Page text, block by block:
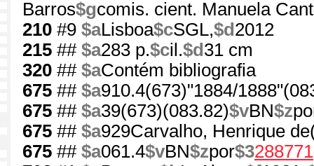
Barros$gcomis. cient. Manuela
210 #9 $aLisboa$cSGL,$d 2012
215 ## $a283 p.$cil.$d 31 cm
320 ## $aContém bibliografia
675 ## $a910.4(673)"1884/
675 ## $a39(673)(083.82)$vBN$z
675 ## $a929Carvalho, Henrique
675 ## $a061.4$vBN$zpor$3288771